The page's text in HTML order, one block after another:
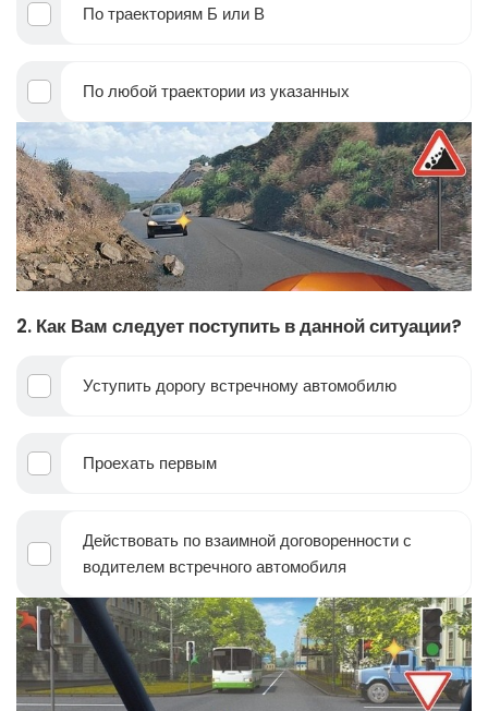
По траекториям Б или В
По любой траектории из указанных
2. Как Вам следует поступить в данной ситуации?
Уступить дорогу встречному автомобилю
Проехать первым
Действовать по взаимной договоренности с
водителем встречного автомобиля